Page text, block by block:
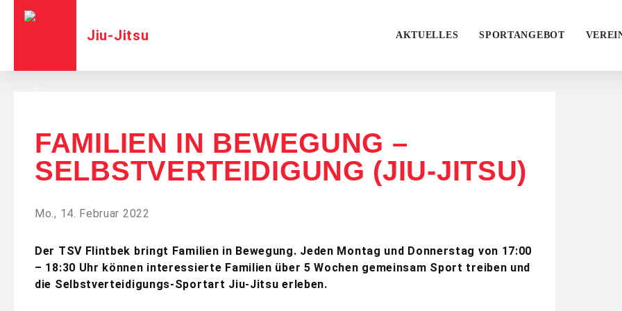
Jiu-Jitsu AKTUELLES SPORTANGEBOT
FAMILIEN IN BEWEGUNG –
SELBSTVERTEIDIGUNG (JIU-JITSU)
Mo., 14. Februar 2022
Der TSV Flintbek bringt Familien in Bewegung. Jeden Montag und Donnerstag von 17:00
– 18:30 Uhr können interessierte Familien über 5 Wochen gemeinsam Sport treiben und
die Selbstverteidigungs-Sportart Jiu-Jitsu erleben.